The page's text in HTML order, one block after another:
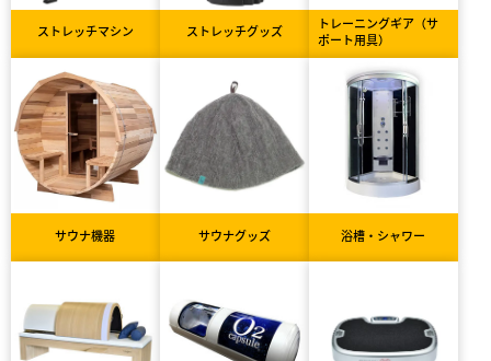
ストレッチマシン ストレッチグッズ
トレーニングギア（サ
ポート用具）
サウナ機器 サウナグッズ 浴槽・シャワー